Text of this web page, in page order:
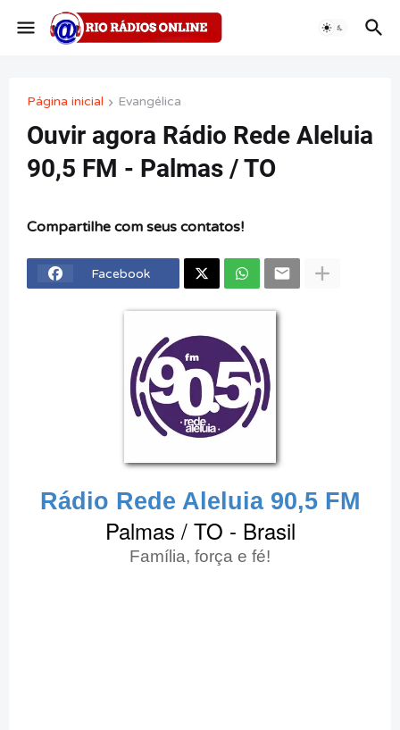
Página inicial Evangélica
Ouvir agora Rádio Rede Aleluia
90,5 FM - Palmas / TO
Compartilhe com seus contatos!
Facebook
Rádio Rede Aleluia 90,5 FM
Palmas / TO - Brasil
Família, força e fé!